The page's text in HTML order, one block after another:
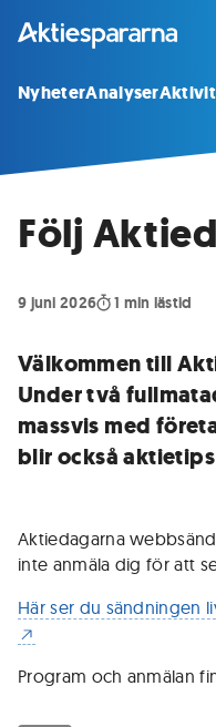
NyheterAnalyser
Följ
9 juni 2026 1 min lästid
Välkommen till
Under två
massvis med
blir också
Aktiedagarna
inte anmäla dig för att
Här ser du sändningen
Program och anmälan